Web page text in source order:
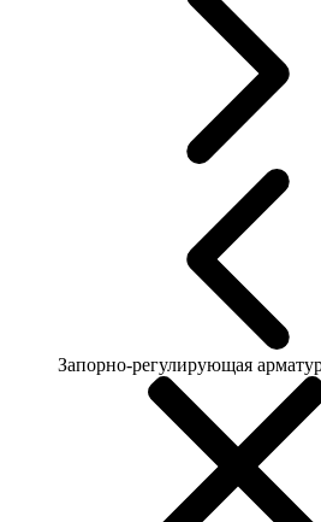
Запорно-регулирующая